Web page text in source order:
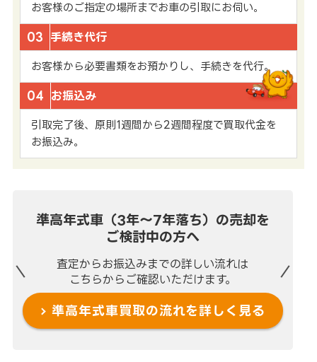
お客様のご指定の場所までお車の引取にお伺い。
03 手続き代行
お客様から必要書類をお預かりし、手続きを代行。
04 お振込み
引取完了後、原則1週間から2週間程度で買取代金を
お振込み。
準高年式車（3年～7年落ち）の売却を
ご検討中の方へ
査定からお振込みまでの詳しい流れは
こちらからご確認いただけます。
準高年式車買取の流れを詳しく見る